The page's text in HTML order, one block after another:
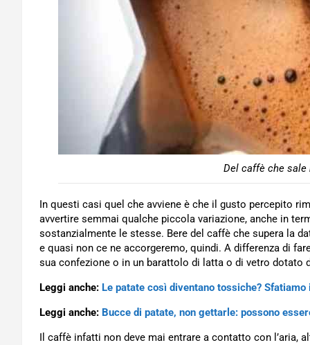
Del caffè che sale
In questi casi quel che avviene è che il gusto percepito
avvertire semmai qualche piccola variazione, anche in
sostanzialmente le stesse. Bere del caffè che supera la
e quasi non ce ne accorgeremo, quindi. A differenza di
sua confezione o in un barattolo di latta o di vetro dotato
Leggi anche: Le patate così diventano tossiche? Sfatiamo
Leggi anche: Bucce di patate, non gettarle: possono
Il caffè infatti non deve mai entrare a contatto con l’aria,